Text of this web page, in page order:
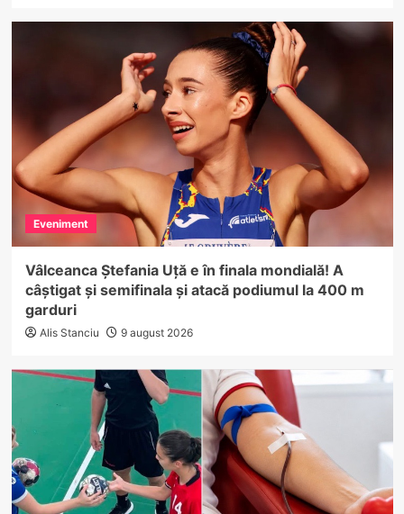
Eveniment
Vâlceanca Ștefania Uță e în finala mondială! A
câștigat și semifinala și atacă podiumul la 400 m
garduri
Alis Stanciu 9 august 2026